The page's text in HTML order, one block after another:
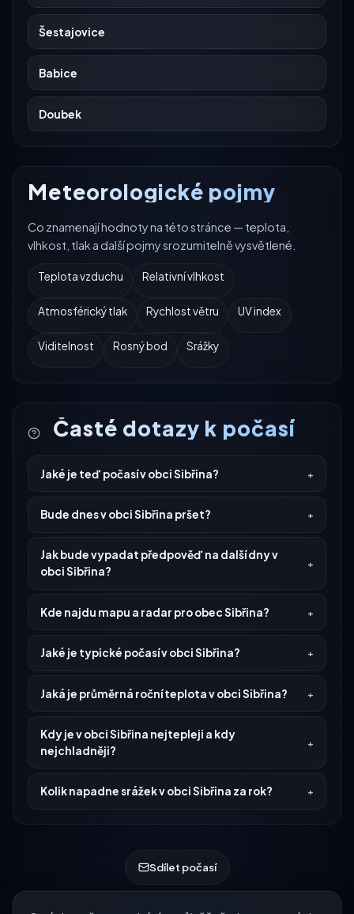
Šestajovice
Babice
Doubek
Meteorologické pojmy
Co znamenají hodnoty na této stránce — teplota,
vlhkost, tlak a další pojmy srozumitelně vysvětlené.
Teplota vzduchu Relativní vlhkost
Atmosférický tlak Rychlost větru UV index
Viditelnost Rosný bod Srážky
Časté dotazy k počasí
Jaké je teď počasí v obci Sibřina?
Bude dnes v obci Sibřina pršet?
Jak bude vypadat předpověď na další dny v
obci Sibřina?
Kde najdu mapu a radar pro obec Sibřina?
Jaké je typické počasí v obci Sibřina?
Jaká je průměrná roční teplota v obci Sibřina?
Kdy je v obci Sibřina nejtepleji a kdy
nejchladněji?
Kolik napadne srážek v obci Sibřina za rok?
Sdílet počasí